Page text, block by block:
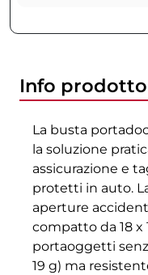
Info prodotto
La busta
la soluzione
assicurazione e
protetti in auto.
aperture
compatto da 18 x
portaoggetti
19 g) ma